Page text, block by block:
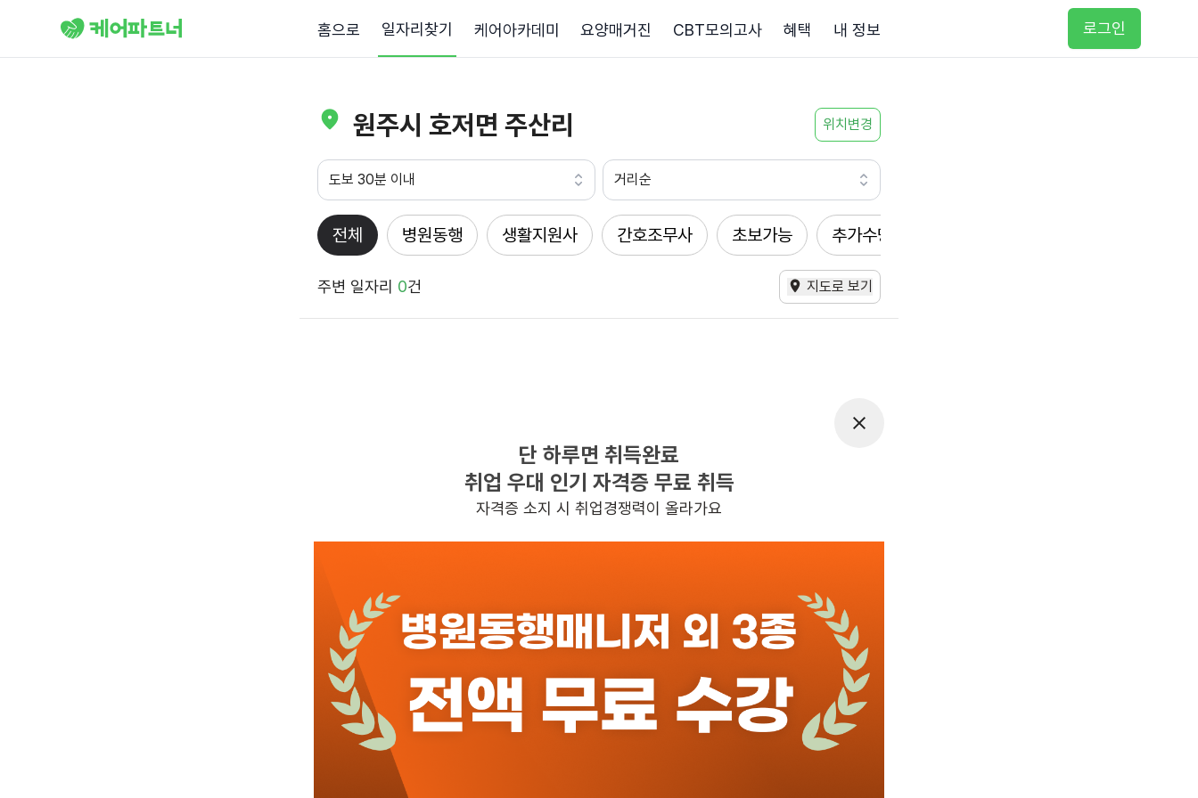
홈으로 일자리찾기 케어아카데미 요양매거진 CBT모의고사 혜택 내 정보 로그인
원주시 호저면 주산리 위치변경
도보 30분 이내 거리순
전체 병원동행 생활지원사 간호조무사 초보가능 추가수당
주변 일자리 0건 지도로 보기
찾으시는 조건의 일자리가 없습니다
더욱더 노력하는 케어파트너가 되겠습니다.
단 하루면 취득완료
취업 우대 인기 자격증 무료 취득
자격증 소지 시 취업경쟁력이 올라가요